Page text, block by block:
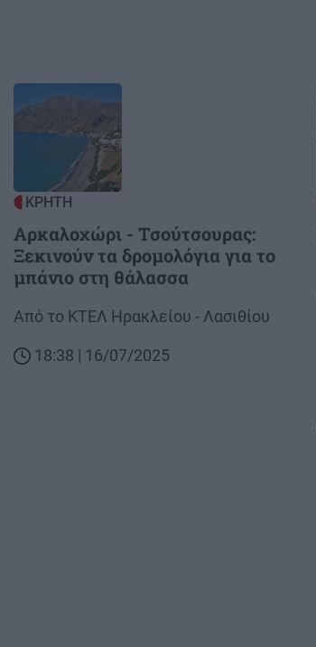
Image
ΚΡΗΤΗ
Αρκαλοχώρι - Τσούτσουρας:
Ξεκινούν τα δρομολόγια για το
μπάνιο στη θάλασσα
Body
Από το ΚΤΕΛ Ηρακλείου - Λασιθίου
18:38 | 16/07/2025